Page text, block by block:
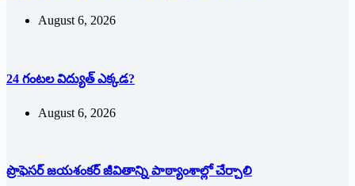
August 6, 2026
24 గంటల విద్యుత్ ఎక్కడ?
August 6, 2026
ప్రొఫెసర్ జయశంకర్ జీవితాన్ని పాఠ్యాంశాల్లో చేర్చాలి